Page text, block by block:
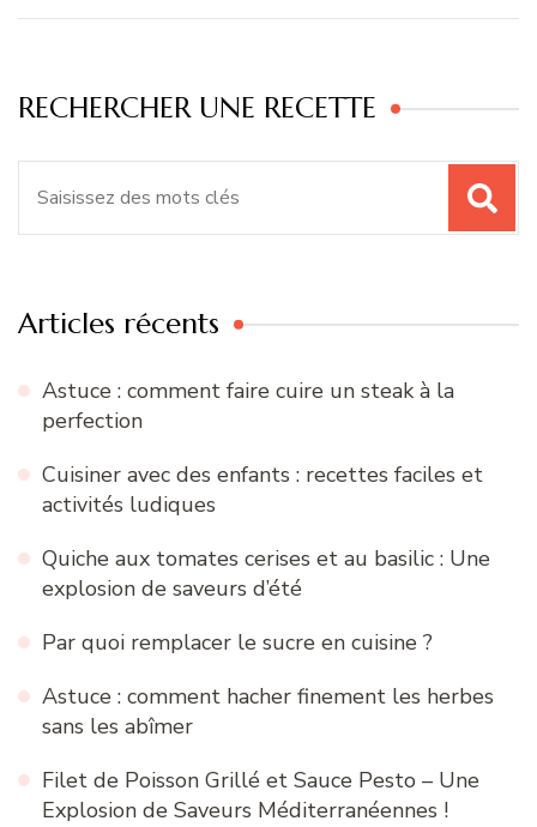
RECHERCHER UNE RECETTE
Articles récents
Astuce : comment faire cuire un steak à la
perfection
Cuisiner avec des enfants : recettes faciles et
activités ludiques
Quiche aux tomates cerises et au basilic : Une
explosion de saveurs d’été
Par quoi remplacer le sucre en cuisine ?
Astuce : comment hacher finement les herbes
sans les abîmer
Filet de Poisson Grillé et Sauce Pesto – Une
Explosion de Saveurs Méditerranéennes !